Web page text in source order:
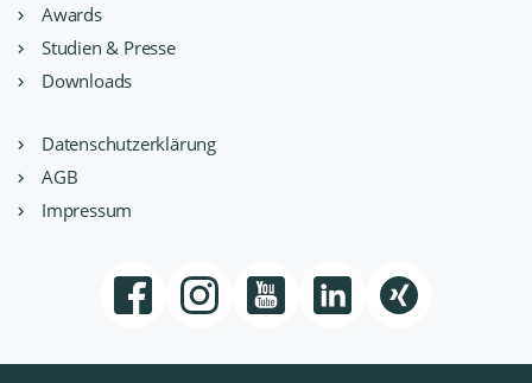
Awards
Studien & Presse
Downloads
Datenschutzerklärung
AGB
Impressum